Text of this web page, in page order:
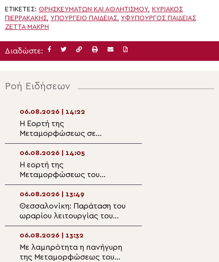
ΕΤΙΚΈΤΕΣ: ΘΡΗΣΚΕΥΜΆΤΩΝ ΚΑΙ ΑΘΛΗΤΙΣΜΟΎ ΚΥΡΙΆΚΟΣ
ΠΙΕΡΡΑΚΆΚΗΣ ΥΠΟΥΡΓΕΊΟ ΠΑΙΔΕΊΑΣ ΥΦΥΠΟΥΡΓΌΣ ΠΑΙΔΕΊΑΣ
ΖΈΤΤΑ ΜΑΚΡΉ
Διαδώστε:
Ροή Ειδήσεων
06.08.2026 | 14:22
Η Εορτή της
Μεταμορφώσεως σε
Ιστορικά Προσκυνήματα της
Μεσσηνίας
06.08.2026 | 14:05
Η εορτή της
Μεταμορφώσεως του
Σωτήρος στη Σαντορίνη
06.08.2026 | 13:49
Θεσσαλονίκη: Παράταση του
ωραρίου λειτουργίας του
Λευκού Πύργου έως τις
21:00 καθημερινά
06.08.2026 | 13:32
Με λαμπρότητα η πανήγυρη
της Μεταμορφώσεως του